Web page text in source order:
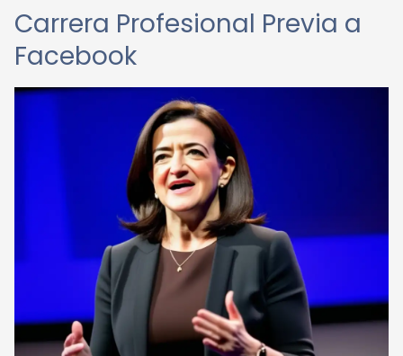
Carrera Profesional Previa a
Facebook